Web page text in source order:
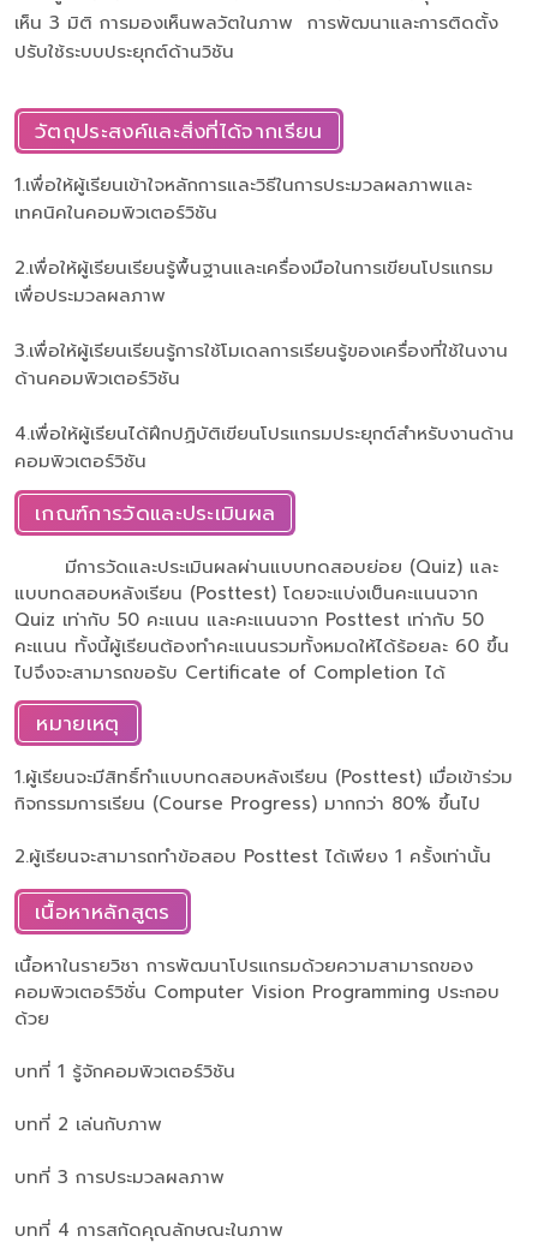
เห็น 3 มิติ การมองเห็นพลวัตในภาพ การพัฒนาและการติดตั้ง
ปรับใช้ระบบประยุกต์ด้านวิชัน
วัตถุประสงค์และสิ่งที่ได้จากเรียน
1.เพื่อให้ผู้เรียนเข้าใจหลักการและวิธีในการประมวลผลภาพและ
เทคนิคในคอมพิวเตอร์วิชัน
2.เพื่อให้ผู้เรียนเรียนรู้พื้นฐานและเครื่องมือในการเขียนโปรแกรม
เพื่อประมวลผลภาพ
3.เพื่อให้ผู้เรียนเรียนรู้การใช้โมเดลการเรียนรู้ของเครื่องที่ใช้ในงาน
ด้านคอมพิวเตอร์วิชัน
4.เพื่อให้ผู้เรียนได้ฝึกปฏิบัติเขียนโปรแกรมประยุกต์สำหรับงานด้าน
คอมพิวเตอร์วิชัน
เกณฑ์การวัดและประเมินผล
มีการวัดและประเมินผลผ่านแบบทดสอบย่อย (Quiz) และ
แบบทดสอบหลังเรียน (Posttest) โดยจะแบ่งเป็นคะแนนจาก
Quiz เท่ากับ 50 คะแนน และคะแนนจาก Posttest เท่ากับ 50
คะแนน ทั้งนี้ผู้เรียนต้องทำคะแนนรวมทั้งหมดให้ได้ร้อยละ 60 ขึ้น
ไปจึงจะสามารถขอรับ Certificate of Completion ได้
หมายเหตุ
1.ผู้เรียนจะมีสิทธิ์ทำแบบทดสอบหลังเรียน (Posttest) เมื่อเข้าร่วม
กิจกรรมการเรียน (Course Progress) มากกว่า 80% ขึ้นไป
2.ผู้เรียนจะสามารถทำข้อสอบ Posttest ได้เพียง 1 ครั้งเท่านั้น
เนื้อหาหลักสูตร
เนื้อหาในรายวิชา การพัฒนาโปรแกรมด้วยความสามารถของ
คอมพิวเตอร์วิชั่น Computer Vision Programming ประกอบ
ด้วย
บทที่ 1 รู้จักคอมพิวเตอร์วิชัน
บทที่ 2 เล่นกับภาพ
บทที่ 3 การประมวลผลภาพ
บทที่ 4 การสกัดคุณลักษณะในภาพ